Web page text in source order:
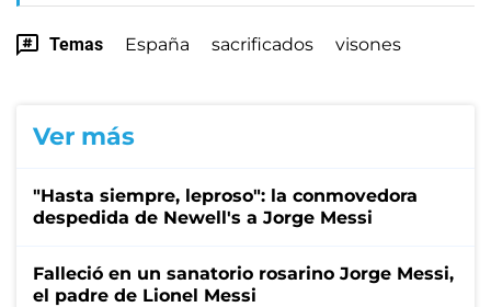
Temas España sacrificados visones
Ver más
"Hasta siempre, leproso": la conmovedora
despedida de Newell's a Jorge Messi
Falleció en un sanatorio rosarino Jorge Messi,
el padre de Lionel Messi